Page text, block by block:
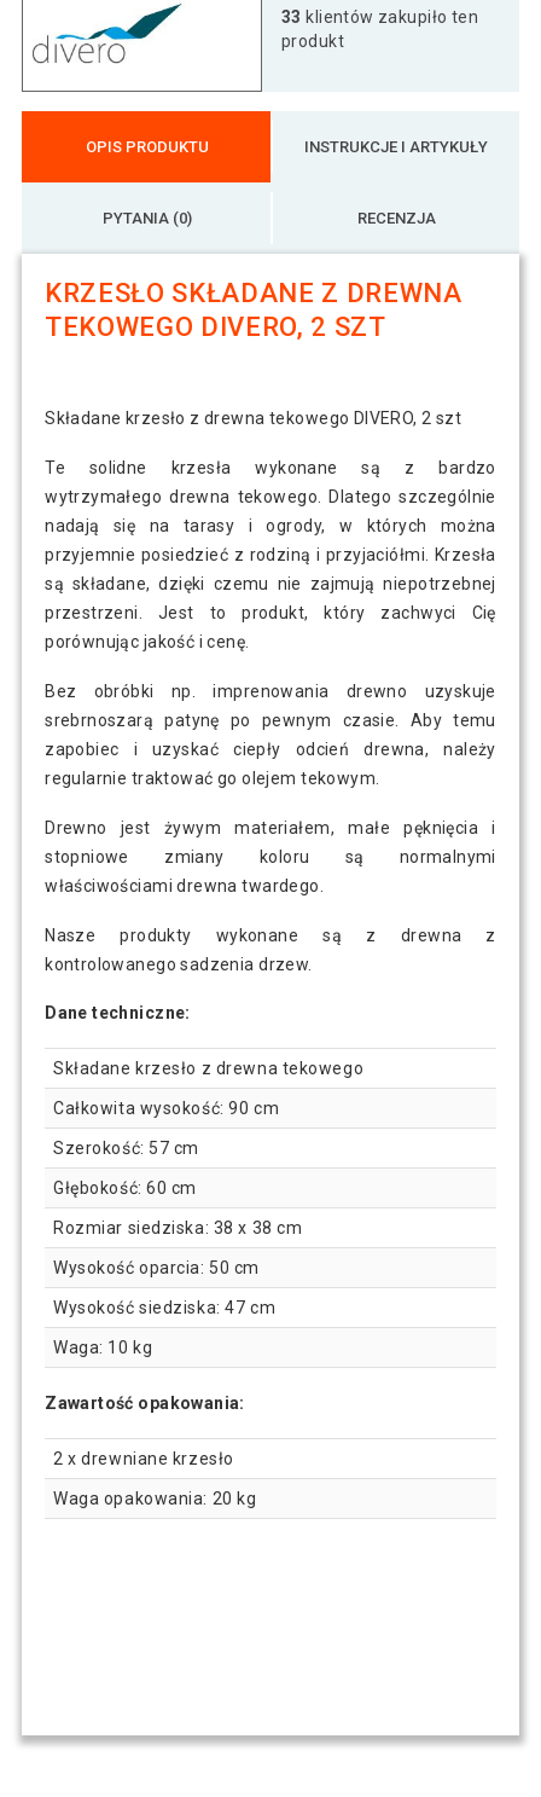
33 klientów zakupiło ten
produkt
OPIS PRODUKTU INSTRUKCJE I ARTYKUŁY
PYTANIA (0) RECENZJA
KRZESŁO SKŁADANE Z DREWNA
TEKOWEGO DIVERO, 2 SZT
Składane krzesło z drewna tekowego DIVERO, 2 szt
Te solidne krzesła wykonane są z bardzo
wytrzymałego drewna tekowego. Dlatego szczególnie
nadają się na tarasy i ogrody, w których można
przyjemnie posiedzieć z rodziną i przyjaciółmi. Krzesła
są składane, dzięki czemu nie zajmują niepotrzebnej
przestrzeni. Jest to produkt, który zachwyci Cię
porównując jakość i cenę.
Bez obróbki np. imprenowania drewno uzyskuje
srebrnoszarą patynę po pewnym czasie. Aby temu
zapobiec i uzyskać ciepły odcień drewna, należy
regularnie traktować go olejem tekowym.
Drewno jest żywym materiałem, małe pęknięcia i
stopniowe zmiany koloru są normalnymi
właściwościami drewna twardego.
Nasze produkty wykonane są z drewna z
kontrolowanego sadzenia drzew.
Dane techniczne:
Składane krzesło z drewna tekowego
Całkowita wysokość: 90 cm
Szerokość: 57 cm
Głębokość: 60 cm
Rozmiar siedziska: 38 x 38 cm
Wysokość oparcia: 50 cm
Wysokość siedziska: 47 cm
Waga: 10 kg
Zawartość opakowania:
2 x drewniane krzesło
Waga opakowania: 20 kg